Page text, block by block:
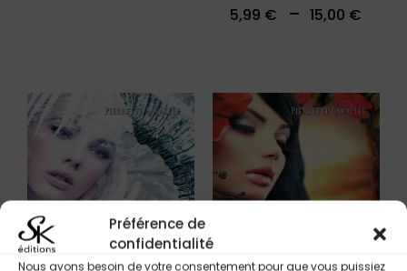
Préférence de
confidentialité
Nous avons besoin de votre consentement pour que vous puissiez
5,99 € – 15,00 €